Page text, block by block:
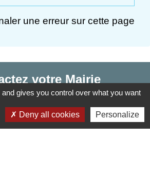
une erreur sur cette page
votre Mairie
d'Haudivillers
5, rue de l'Église
- FRANCE
gives you control over what you want
Deny all cookies Personalize